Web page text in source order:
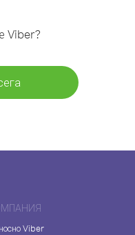
Viber?
Viber